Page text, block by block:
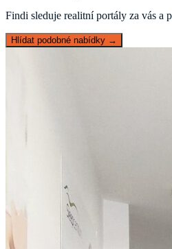
Findi sleduje realitní portály za vás a
Hlídat podobné nabídky →